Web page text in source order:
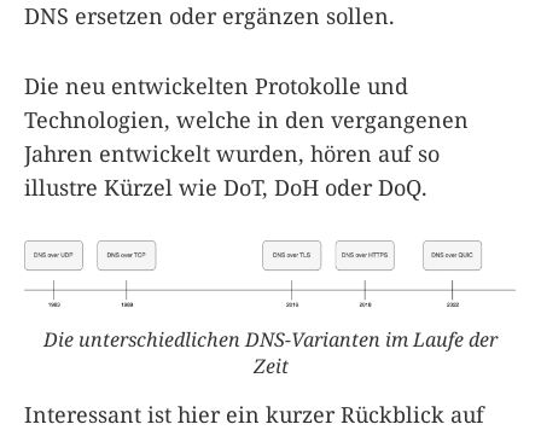
DNS ersetzen oder ergänzen sollen.
Die neu entwickelten Protokolle und
Technologien, welche in den vergangenen
Jahren entwickelt wurden, hören auf so
illustre Kürzel wie DoT, DoH oder DoQ.
Die unterschiedlichen DNS-Varianten im Laufe der
Zeit
Interessant ist hier ein kurzer Rückblick auf